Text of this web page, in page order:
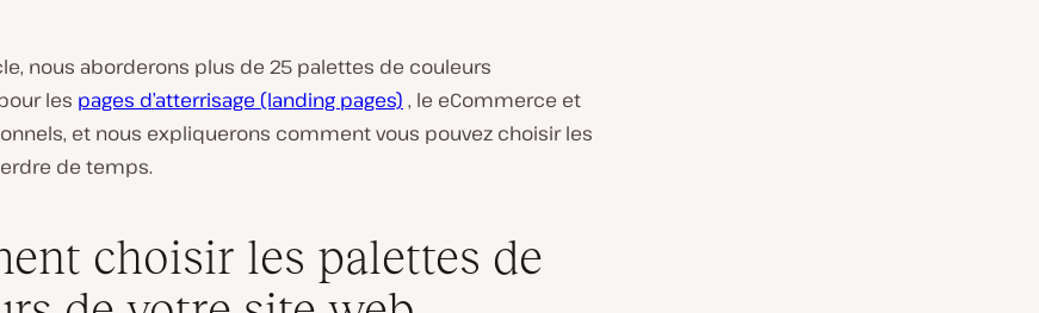
nous aborderons plus de 25 palettes de couleurs
les pages d’atterrisage (landing pages) , le eCommerce et
et nous expliquerons comment vous pouvez choisir les
de temps.
choisir les palettes de